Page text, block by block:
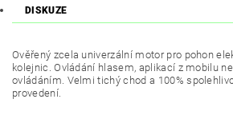
DISKUZE
Ověřený zcela univerzální motor pro pohon
kolejnic. Ovládání hlasem, aplikací z mobilu
ovládáním. Velmi tichý chod a 100%
provedení.